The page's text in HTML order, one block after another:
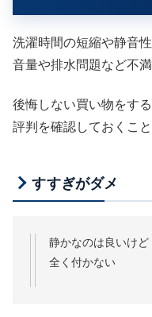
洗濯時間の短縮や静音
音量や排水問題など不
後悔しない買い物をす
評判を確認しておくこ
すすぎがダメ
静かなのは良いけ
全く付かない